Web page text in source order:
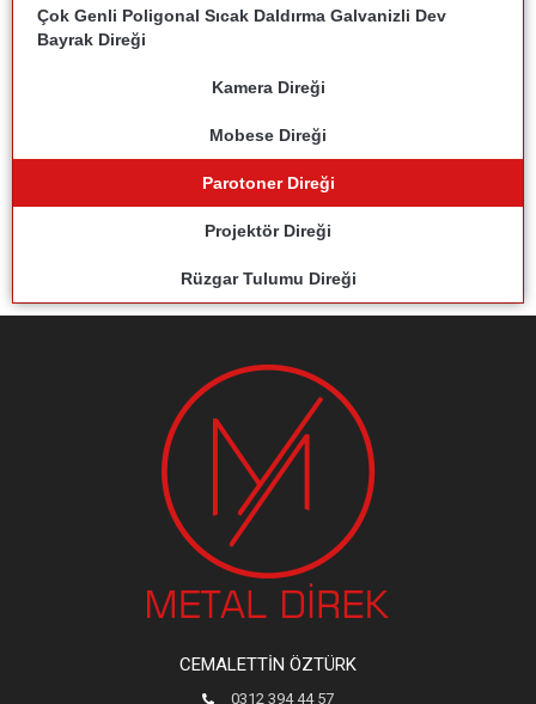
Çok Genli Poligonal Sıcak Daldırma Galvanizli Dev
Bayrak Direği
Kamera Direği
Mobese Direği
Parotoner Direği
Projektör Direği
Rüzgar Tulumu Direği
CEMALETTIN ÖZTÜRK
0312 394 44 57